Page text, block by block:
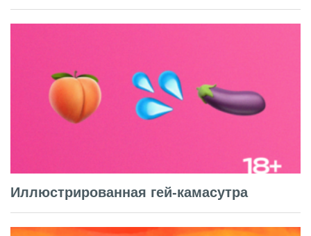
Иллюстрированная гей-камасутра